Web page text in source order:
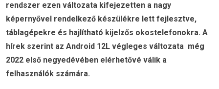
rendszer ezen változata kifejezetten a nagy
képernyővel rendelkező készülékre lett fejlesztve,
táblagépekre és hajlítható kijelzős okostelefonokra. A
hírek szerint az Android 12L végleges változata még
2022 első negyedévében elérhetővé válik a
felhasználók számára.